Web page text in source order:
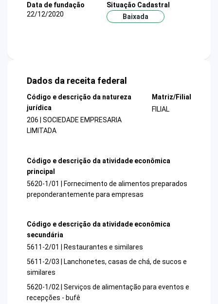
Data de fundação
22/12/2020
Situação Cadastral
Baixada
Dados da receita federal
Código e descrição da natureza
jurídica
206 | SOCIEDADE EMPRESARIA
LIMITADA
Matriz/Filial
FILIAL
Código e descrição da atividade econômica
principal
5620-1/01 | Fornecimento de alimentos preparados
preponderantemente para empresas
Código e descrição da atividade econômica
secundária
5611-2/01 | Restaurantes e similares
5611-2/03 | Lanchonetes, casas de chá, de sucos e
similares
5620-1/02 | Serviços de alimentação para eventos e
recepções - bufê